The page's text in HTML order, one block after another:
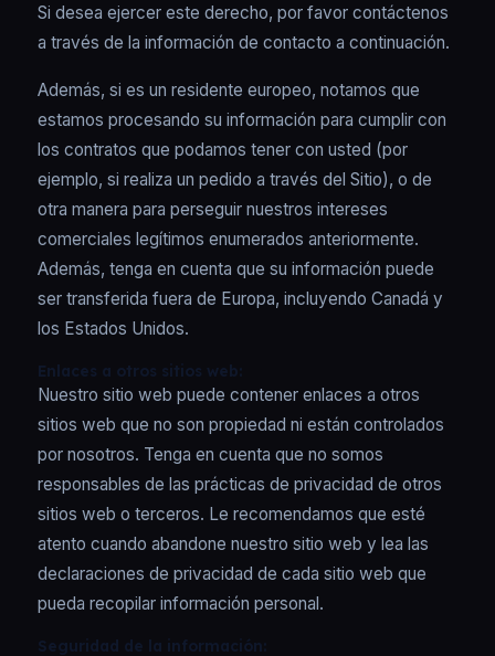
Si desea ejercer este derecho, por favor contáctenos
a través de la información de contacto a continuación.
Además, si es un residente europeo, notamos que
estamos procesando su información para cumplir con
los contratos que podamos tener con usted (por
ejemplo, si realiza un pedido a través del Sitio), o de
otra manera para perseguir nuestros intereses
comerciales legítimos enumerados anteriormente.
Además, tenga en cuenta que su información puede
ser transferida fuera de Europa, incluyendo Canadá y
los Estados Unidos.
Enlaces a otros sitios web:
Nuestro sitio web puede contener enlaces a otros
sitios web que no son propiedad ni están controlados
por nosotros. Tenga en cuenta que no somos
responsables de las prácticas de privacidad de otros
sitios web o terceros. Le recomendamos que esté
atento cuando abandone nuestro sitio web y lea las
declaraciones de privacidad de cada sitio web que
pueda recopilar información personal.
Seguridad de la información: